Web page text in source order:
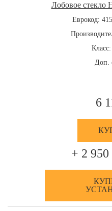
Лобовое стекло
Еврокод:
Класс:
Доп.
6
+ 2 950